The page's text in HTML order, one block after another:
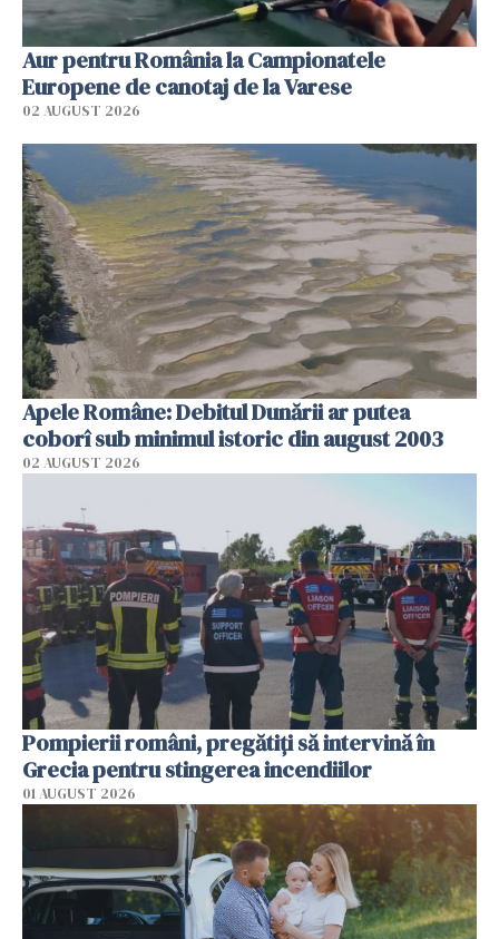
Aur pentru România la Campionatele
Europene de canotaj de la Varese
02 AUGUST 2026
Apele Române: Debitul Dunării ar putea
coborî sub minimul istoric din august 2003
02 AUGUST 2026
Pompierii români, pregătiţi să intervină în
Grecia pentru stingerea incendiilor
01 AUGUST 2026